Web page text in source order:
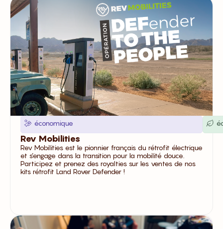
économique
Rev Mobilities
Rev Mobilities est le pionnier français du rétrofit électrique
et s’engage dans la transition pour la mobilité douce.
Participez et prenez des royalties sur les ventes de nos
kits rétrofit Land Rover Defender !